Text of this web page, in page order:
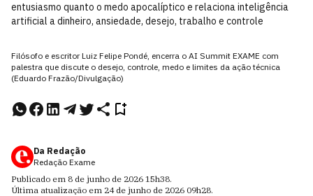
entusiasmo quanto o medo apocalíptico e relaciona inteligência
artificial a dinheiro, ansiedade, desejo, trabalho e controle
Filósofo e escritor Luiz Felipe Pondé, encerra o AI Summit EXAME com
palestra que discute o desejo, controle, medo e limites da ação técnica
(Eduardo Frazão/Divulgação)
Da Redação
Redação Exame
Publicado em 8 de junho de 2026 15h38.
Última atualização em 24 de junho de 2026 09h28.